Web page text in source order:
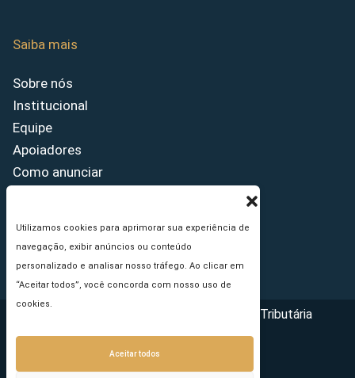
Utilizamos cookies para aprimorar sua experiência de
navegação, exibir anúncios ou conteúdo
personalizado e analisar nosso tráfego. Ao clicar em
“Aceitar todos”, você concorda com nosso uso de
cookies.
Aceitar todos
Saiba mais
Sobre nós
Institucional
Equipe
Apoiadores
Como anunciar
Princípios Editoriais
Copyright © 2026 - Portal da Reforma Tributária